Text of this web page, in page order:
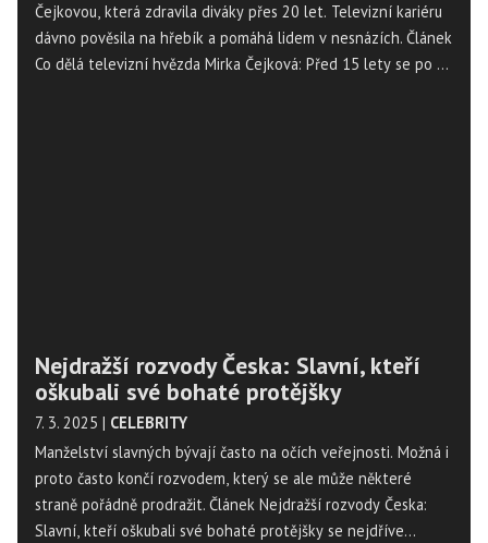
Čejkovou, která zdravila diváky přes 20 let. Televizní kariéru
dávno pověsila na hřebík a pomáhá lidem v nesnázích. Článek
Co dělá televizní hvězda Mirka Čejková: Před 15 lety se po ní
Nejdražší rozvody Česka: Slavní, kteří
oškubali své bohaté protějšky
7. 3. 2025 | CELEBRITY
Manželství slavných bývají často na očích veřejnosti. Možná i
proto často končí rozvodem, který se ale může některé
straně pořádně prodražit. Článek Nejdražší rozvody Česka:
Slavní, kteří oškubali své bohaté protějšky se nejdříve